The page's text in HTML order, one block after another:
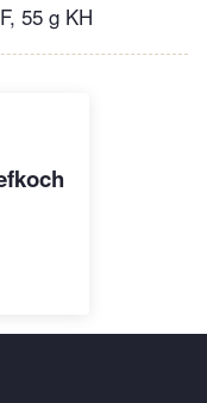
55 g KH